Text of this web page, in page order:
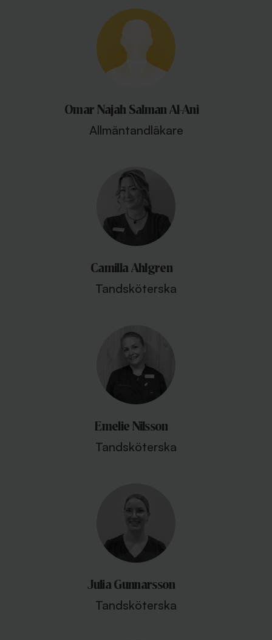
Omar Najah Salman Al-Ani
Allmäntandläkare
Camilla Ahlgren
Tandsköterska
Emelie Nilsson
Tandsköterska
Julia Gunnarsson
Tandsköterska